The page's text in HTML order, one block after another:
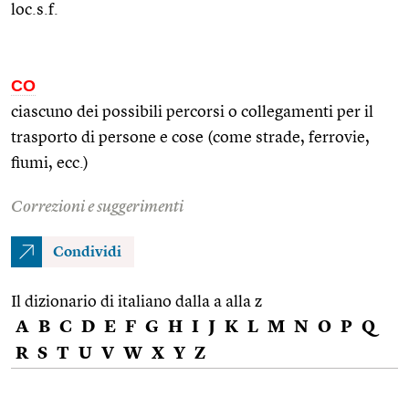
loc.s.f.
CO
ciascuno dei possibili percorsi o collegamenti per il
trasporto di persone e cose (come strade, ferrovie,
fiumi, ecc. )
Correzioni e suggerimenti
Condividi
Il dizionario di italiano dalla a alla z
A B C D E F G H I J K L M N O P Q
R S T U V W X Y Z